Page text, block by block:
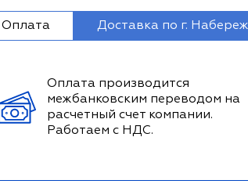
Оплата Доставка по г.
Оплата производится
межбанковским переводом на
расчетный счет компании.
Работаем с НДС.